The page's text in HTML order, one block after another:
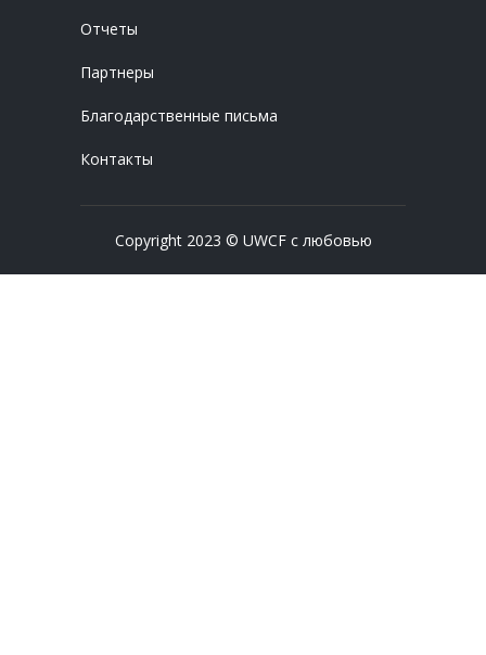
Отчеты
Партнеры
Благодарственные письма
Контакты
Copyright 2023 © UWCF с любовью